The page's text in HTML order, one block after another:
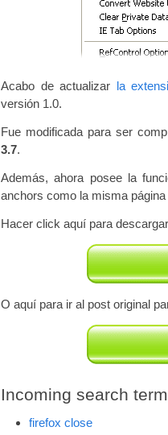
Acabo de actualizar la
versión 1.0.
Fue modificada para ser
3.7.
Además, ahora posee la
anchors como la misma página
Hacer click aquí para
O aquí para ir al post original
Incoming search
firefox close